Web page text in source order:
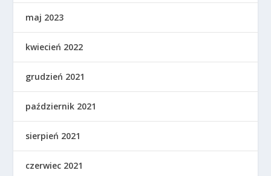
maj 2023
kwiecień 2022
grudzień 2021
październik 2021
sierpień 2021
czerwiec 2021